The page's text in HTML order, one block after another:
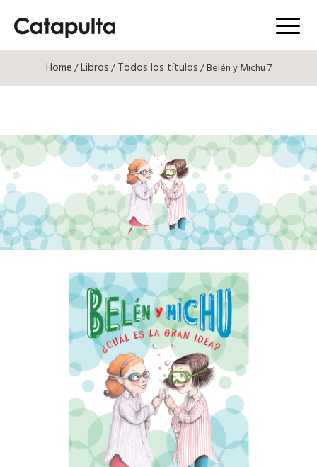
Menú
Home/Libros/Todos los títulos/ Belén y Michu 7